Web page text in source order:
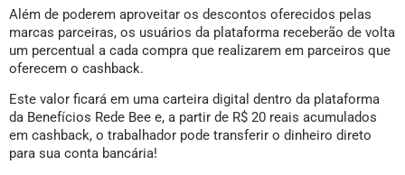
Além de poderem aproveitar os descontos oferecidos pelas
marcas parceiras, os usuários da plataforma receberão de volta
um percentual a cada compra que realizarem em parceiros que
oferecem o cashback.
Este valor ficará em uma carteira digital dentro da plataforma
da Benefícios Rede Bee e, a partir de R$ 20 reais acumulados
em cashback, o trabalhador pode transferir o dinheiro direto
para sua conta bancária!